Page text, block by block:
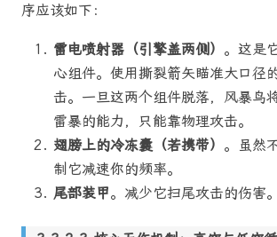
序应该如下：
雷电喷射器（引擎盖两侧） 。这是
心组件。使用撕裂箭矢瞄准大口径
击。一旦这两个组件脱落，风暴鸟
雷暴的能力，只能靠物理攻击。
翅膀上的冷冻囊（若携带） 。虽然
制它减速你的频率。
尾部装甲。减少它扫尾攻击的伤害。